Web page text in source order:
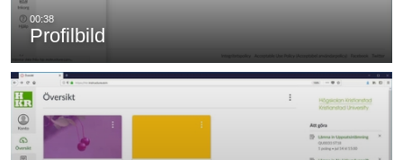
Profilbild